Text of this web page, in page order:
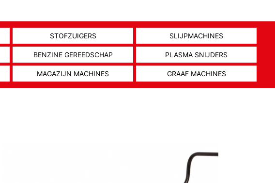
STOFZUIGERS SLIJPMACHINES
BENZINE GEREEDSCHAP PLASMA SNIJDERS
MAGAZIJN MACHINES GRAAF MACHINES